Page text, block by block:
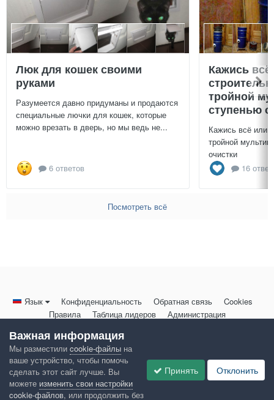
Люк для кошек своими
руками
Разумеется давно придуманы и продаются
специальные лючки для кошек, которые
можно врезать в дверь, но мы ведь не...
6 ответов
Кажись
тройной
ступенью
Кажись всё или
тройной
очистки
16
Посмотреть всё
Язык Конфиденциальность Обратная связь
Cookies
Правила
Таблица лидеров Администрация
Powered by Invision Community
Важная информация
Мы разместили cookie-файлы на
ваше устройство, чтобы помочь
сделать этот сайт лучше. Вы
можете изменить свои настройки
cookie-файлов, или продолжить без
Принять Отклонить